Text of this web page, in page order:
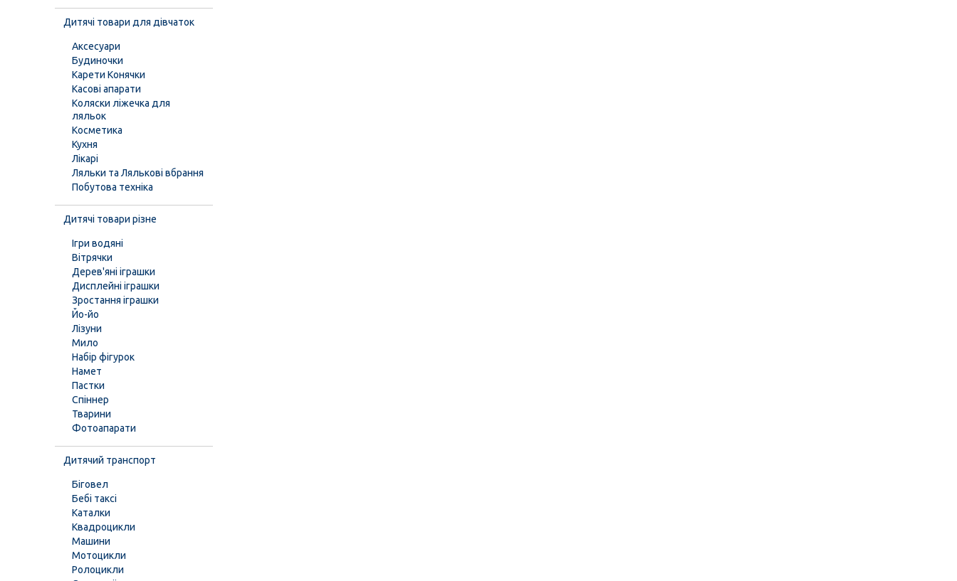
Дитячі товари для дівчаток
Аксесуари
Будиночки
Карети Конячки
Касові апарати
Коляски ліжечка для
ляльок
Косметика
Кухня
Лікарі
Ляльки та Лялькові вбрання
Побутова техніка
Дитячі товари різне
Ігри водяні
Вітрячки
Дерев'яні іграшки
Дисплейні іграшки
Зростання іграшки
Йо-йо
Лізуни
Мило
Набір фігурок
Намет
Пастки
Спіннер
Тварини
Фотоапарати
Дитячий транспорт
Біговел
Бебі таксі
Каталки
Квадроцикли
Машини
Мотоцикли
Ролоцикли